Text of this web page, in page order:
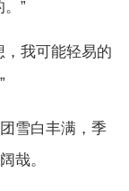
”
，我可能轻易的
雪白丰满，季
哉。